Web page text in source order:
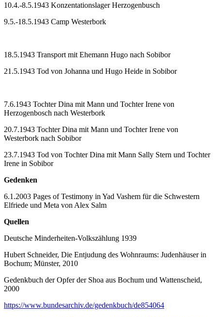
10.4.-8.5.1943 Konzentationslager Herzogenbusch
9.5.-18.5.1943 Camp Westerbork
18.5.1943 Transport mit Ehemann Hugo nach Sobibor
21.5.1943 Tod von Johanna und Hugo Heide in Sobibor
7.6.1943 Tochter Dina mit Mann und Tochter Irene von
Herzogenbosch nach Westerbork
20.7.1943 Tochter Dina mit Mann und Tochter Irene von
Westerbork nach Sobibor
23.7.1943 Tod von Tochter Dina mit Mann Sally Stern und Tochter
Irene in Sobibor
Gedenken
6.1.2003 Pages of Testimony in Yad Vashem für die Schwestern
Elfriede und Meta von Alex Salm
Quellen
Deutsche Minderheiten-Volkszählung 1939
Hubert Schneider, Die Entjudung des Wohnraums: Judenhäuser in
Bochum; Münster, 2010
Gedenkbuch der Opfer der Shoa aus Bochum und Wattenscheid,
2000
https://www.bundesarchiv.de/gedenkbuch/de854064